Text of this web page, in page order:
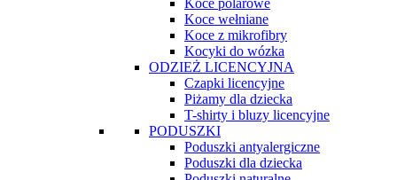
Koce polarowe
Koce wełniane
Koce z mikrofibry
Kocyki do wózka
ODZIEŻ LICENCYJNA
Czapki licencyjne
Piżamy dla dziecka
T-shirty i bluzy licencyjne
PODUSZKI
Poduszki antyalergiczne
Poduszki dla dziecka